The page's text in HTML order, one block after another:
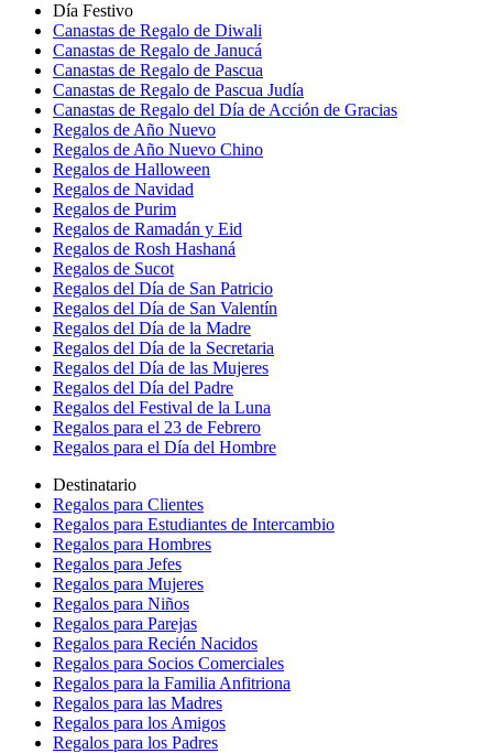
Día Festivo
Canastas de Regalo de Diwali
Canastas de Regalo de Janucá
Canastas de Regalo de Pascua
Canastas de Regalo de Pascua Judía
Canastas de Regalo del Día de Acción de Gracias
Regalos de Año Nuevo
Regalos de Año Nuevo Chino
Regalos de Halloween
Regalos de Navidad
Regalos de Purim
Regalos de Ramadán y Eid
Regalos de Rosh Hashaná
Regalos de Sucot
Regalos del Día de San Patricio
Regalos del Día de San Valentín
Regalos del Día de la Madre
Regalos del Día de la Secretaria
Regalos del Día de las Mujeres
Regalos del Día del Padre
Regalos del Festival de la Luna
Regalos para el 23 de Febrero
Regalos para el Día del Hombre
Destinatario
Regalos para Clientes
Regalos para Estudiantes de Intercambio
Regalos para Hombres
Regalos para Jefes
Regalos para Mujeres
Regalos para Niños
Regalos para Parejas
Regalos para Recién Nacidos
Regalos para Socios Comerciales
Regalos para la Familia Anfitriona
Regalos para las Madres
Regalos para los Amigos
Regalos para los Padres